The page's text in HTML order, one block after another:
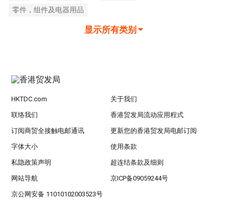
零件，组件及电器用品
显示所有类别
HKTDC.com 关于我们
联络我们 香港贸发局流动应用程式
订阅商贸全接触电邮通讯 更新您的香港贸发局电邮订阅
字体大小 使用条款
私隐政策声明 超连结条款及细则
网站导航 京ICP备09059244号
京公网安备 11010102003523号